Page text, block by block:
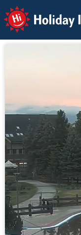
Holiday Info